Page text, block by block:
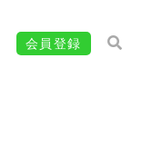
会員登録